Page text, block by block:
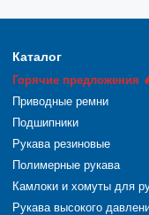
уплотнительных колес
В этих областях важно
качестве
4. Электротехника и
В сферах, связанных с
компонентами.
Все эти применения
необходима
Каталог
Горячие предложения
Приводные ремни
Подшипники
Рукава резиновые
Полимерные рукава
Камлоки и хомуты для
Рукава высокого